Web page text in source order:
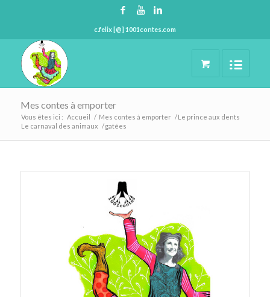
c.felix [@] 1001contes.com
Mes contes à emporter
Vous êtes ici : Accueil / Mes contes à emporter /
Le carnaval des animaux /
Le prince aux dents
gatées